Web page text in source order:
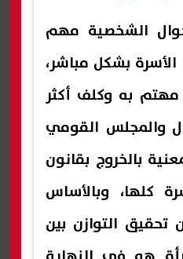
الشخصية مهم
بشكل مباشر،
به وكلف أكثر
والمجلس القومي
بالخروج بقانون
كلها، وبالأساس
تحقيق التوازن بين